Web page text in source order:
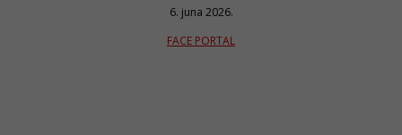
6. juna 2026.
FACE PORTAL